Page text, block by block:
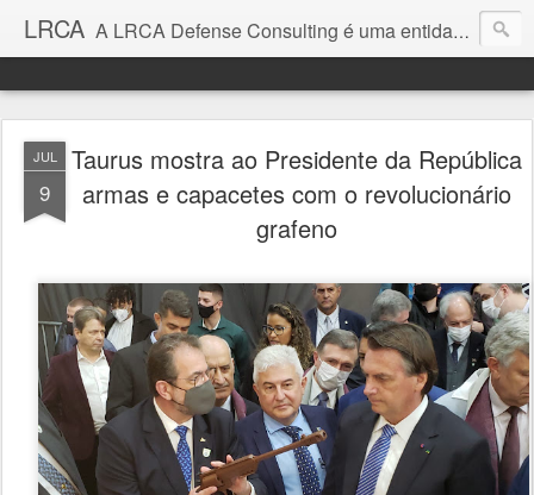
LRCA A LRCA Defense Consulting é uma entidade sem fins lucrativos que se dedica a produzir e divulgar notícias e análises sobre as Empresas de Defesa. Não somos jornalistas e nem este é um blog jornalístico.
JUL
9
Taurus mostra ao Presidente da República
armas e capacetes com o revolucionário
grafeno